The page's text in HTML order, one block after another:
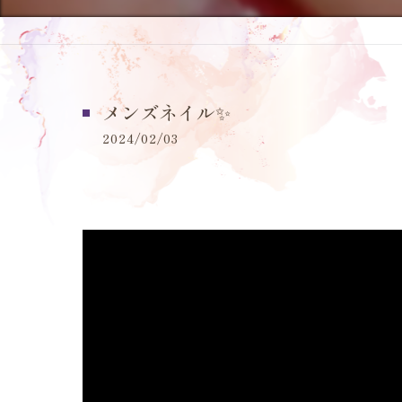
メンズネイル✨️
2024/02/03